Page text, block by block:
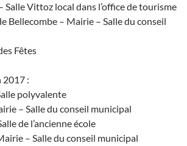
Salle Vittoz local dans l’office de tourisme
Bellecombe – Mairie – Salle du conseil
Fêtes
2017 :
polyvalente
– Salle du conseil municipal
de l’ancienne école
– Salle du conseil municipal